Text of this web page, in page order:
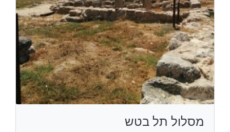
מסלול תל בטש